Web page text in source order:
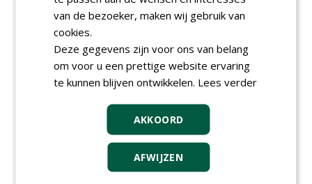
AGENDA
Roadshow over
GreentoColour en Heem in
Swalmen
van de bezoeker, maken wij gebruik van
cookies.
Deze gegevens zijn voor ons van belang
om voor u een prettige website ervaring
te kunnen blijven ontwikkelen. Lees verder
AKKOORD
AFWIJZEN